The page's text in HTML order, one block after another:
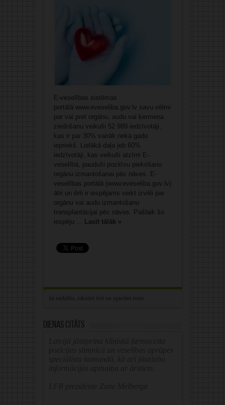
E-veselības sistēmas
portālā www.eveseliba.gov.lv savu vēlmi
par vai pret orgānu, audu vai ķermeņa
ziedošanu veikuši 52 989 iedzīvotāji,
kas ir par 30% vairāk nekā gadu
iepriekš. Lielākā daļa jeb 60%
iedzīvotāji, kas veikuši atzīmi E-
veselībā, pauduši pozitīvu piekrišanu
orgānu izmantošanai pēc nāves. E-
veselības portālā (www.eveseliba.gov.lv)
ātri un ērti ir iespējams veikt izvēli par
orgānu vai audu izmantošanu
transplantācijai pēc nāves. Pašlaik šo
iespēju ... Lasīt tālāk »
Dienas citāts